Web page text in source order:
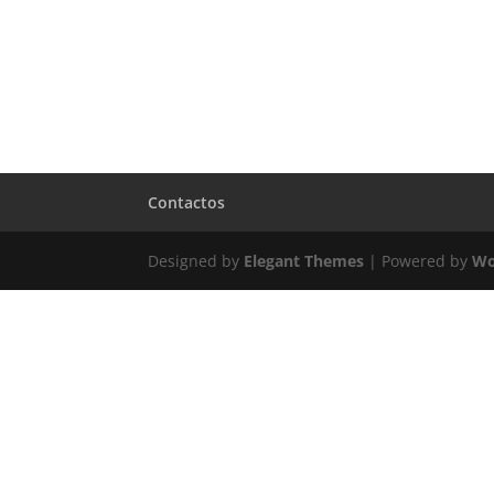
Contactos
Designed by Elegant Themes | Powered by